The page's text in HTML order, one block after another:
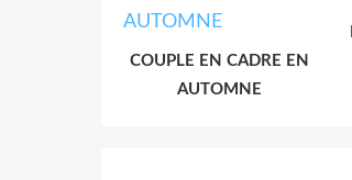
COUPLE EN CADRE EN
AUTOMNE